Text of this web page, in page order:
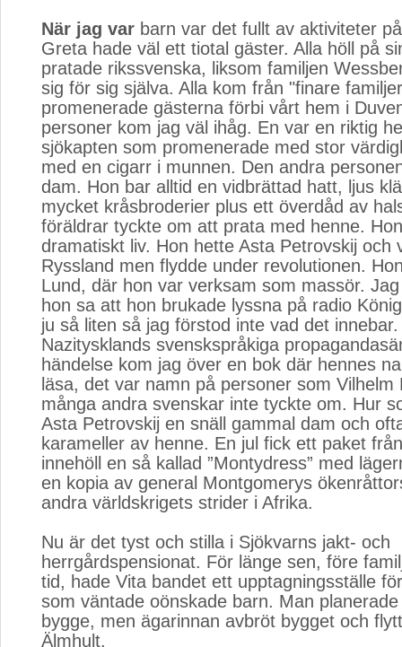
När jag var barn var det fullt av aktiviteter
Greta hade väl ett tiotal gäster. Alla höll på
pratade rikssvenska, liksom familjen
sig för sig själva. Alla kom från "finare
promenerade gästerna förbi vårt hem i
personer kom jag väl ihåg. En var en riktig
sjökapten som promenerade med stor
med en cigarr i munnen. Den andra
dam. Hon bar alltid en vidbrättad hatt, ljus
mycket kråsbroderier plus ett överdåd av
föräldrar tyckte om att prata med henne.
dramatiskt liv. Hon hette Asta Petrovskij och
Ryssland men flydde under revolutionen.
Lund, där hon var verksam som massör.
hon sa att hon brukade lyssna på radio
ju så liten så jag förstod inte vad det
Nazitysklands svenskspråkiga
händelse kom jag över en bok där hennes
läsa, det var namn på personer som Vilhelm
många andra svenskar inte tyckte om. Hur
Asta Petrovskij en snäll gammal dam och
karameller av henne. En jul fick ett paket
innehöll en så kallad ”Montydress” med
en kopia av general Montgomerys
andra världskrigets strider i Afrika.
Nu är det tyst och stilla i Sjökvarns jakt- och
herrgårdspensionat. För länge sen, före
tid, hade Vita bandet ett upptagningsställe
som väntade oönskade barn. Man
bygge, men ägarinnan avbröt bygget och
Älmhult.